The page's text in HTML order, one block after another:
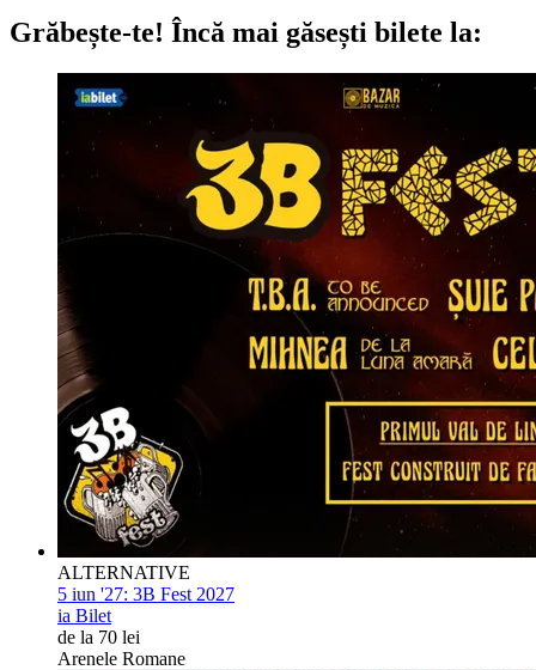
Grăbește-te! Încă mai găsești bilete la:
ALTERNATIVE
5 iun '27: 3B Fest 2027
ia Bilet
de la 70 lei
Arenele Romane